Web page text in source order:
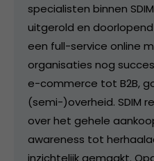
specialisten binnen
uitgerold en
een full-service online
organisaties nog
e-commerce tot B2B,
(semi-)overheid. SDIM
over het gehele
awareness tot
inzichtelijk gemaakt.